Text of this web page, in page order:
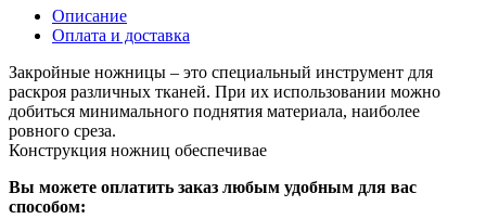
Описание
Оплата и доставка
Закройные ножницы – это специальный инструмент для
раскроя различных тканей. При их использовании можно
добиться минимального поднятия материала, наиболее
ровного среза.
Конструкция ножниц обеспечивае
Вы можете оплатить заказ любым удобным для вас
способом: